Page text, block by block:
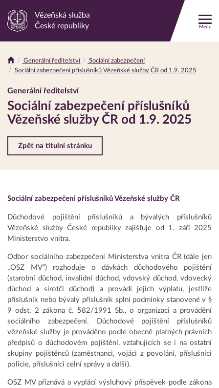
Odkaz
stránku
Vězeňská služba
České republiky
Menu
Drobečková
Generální ředitelství
Sociální zabezpečení
Sociální zabezpečení příslušníků Vězeňské služby ČR od 1.9. 2025
Generální ředitelství
Sociální zabezpečení příslušníků
Vězeňské služby ČR od 1.9. 2025
Zpět na titulní stránku
Sociální zabezpečení příslušníků Vězeňské služby ČR
Důchodové pojištění příslušníků a bývalých příslušníků
Vězeňské služby České republiky zajišťuje od 1. září 2025
Ministerstvo vnitra.
Odbor sociálního zabezpečení Ministerstva vnitra ČR (dále jen
„OSZ MV“) rozhoduje o dávkách důchodového pojištění
(starobní důchod, invalidní důchod, vdovský důchod, vdovecký
důchod a sirotčí důchod) a provádí jejich výplatu, jestliže
příslušník nebo bývalý příslušník splní podmínky stanovené v §
9 odst. 2 zákona č. 582/1991 Sb., o organizaci a provádění
sociálního zabezpečení. Důchodové pojištění příslušníků
vězeňské služby je prováděno podle obecně platných právních
předpisů o důchodovém pojištění, vztahujících se i na ostatní
skupiny pojištěnců (zaměstnanci, vojáci z povolání, příslušníci
policie, příslušníci celní správy a další).
OSZ MV přiznává a vyplácí výsluhový příspěvek podle zákona